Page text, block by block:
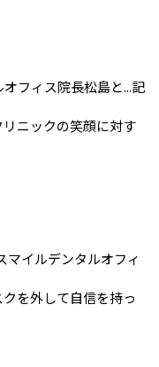
フィス院長松島と...記
リニックの笑顔に対す
マイルデンタルオフィ
クを外して自信を持っ